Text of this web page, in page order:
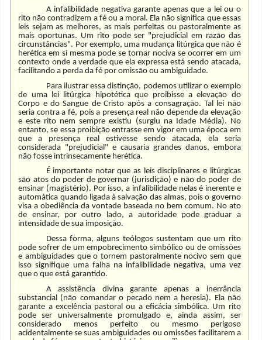
A infalibilidade negativa garante apenas que a lei ou o
rito não contradizem a fé ou a moral. Ela não significa que essas
leis sejam as melhores, as mais perfeitas ou pastoralmente as
mais oportunas. Um rito pode ser "prejudicial em razão das
circunstâncias". Por exemplo, uma mudança litúrgica que não é
herética em si mesma pode se tornar nociva se ocorrer em um
contexto onde a verdade que ela expressa está sendo atacada,
facilitando a perda da fé por omissão ou ambiguidade.
Para ilustrar essa distinção, podemos utilizar o exemplo
de uma lei litúrgica hipotética que proibisse a elevação do
Corpo e do Sangue de Cristo após a consagração. Tal lei não
seria contra a fé, pois a presença real não depende da elevação
e este rito nem sempre existiu (surgiu na Idade Média). No
entanto, se essa proibição entrasse em vigor em uma época em
que a presença real estivesse sendo atacada, ela seria
considerada "prejudicial" e causaria grandes danos, embora
não fosse intrinsecamente herética.
É importante notar que as leis disciplinares e litúrgicas
são atos do poder de governar (jurisdição) e não do poder de
ensinar (magistério). Por isso, a infalibilidade nelas é inerente e
automática quando ligada à salvação das almas, pois o governo
visa a obediência da vontade baseada no bem comum. No ato
de ensinar, por outro lado, a autoridade pode graduar a
intensidade de sua imposição.
Dessa forma, alguns teólogos sustentam que um rito
pode sofrer de um empobrecimento simbólico ou de omissões
e ambiguidades que o tornem pastoralmente nocivo sem que
isso signifique uma falha na infalibilidade negativa, uma vez
que o que está garantido.
A assistência divina garante apenas a inerrância
substancial (não comandar o pecado nem a heresia). Ela não
garante a excelência pastoral ou a eficácia simbólica. Um rito
pode ser universalmente promulgado e, ainda assim, ser
considerado menos perfeito ou mesmo perigoso
acidentalmente se suas ambiguidades ou omissões facilitarem a